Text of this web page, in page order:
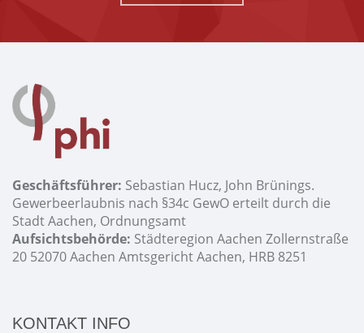
Geschäftsführer: Sebastian Hucz, John Brünings.
Gewerbeerlaubnis nach §34c GewO erteilt durch die
Stadt Aachen, Ordnungsamt
Aufsichtsbehörde: Städteregion Aachen Zollernstraße
20 52070 Aachen Amtsgericht Aachen, HRB 8251
KONTAKT INFO